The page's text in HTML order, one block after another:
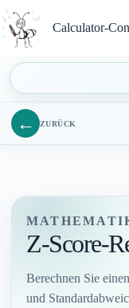
Inhalt
springen
Calculator-
← ZURÜCK
Z-Score-
Berechnen Sie
und